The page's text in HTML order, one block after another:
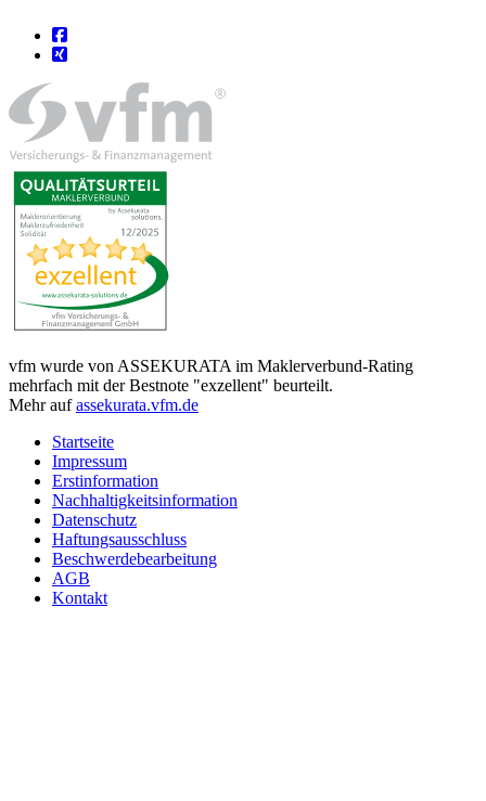
vfm wurde von ASSEKURATA im Maklerverbund-Rating
mehrfach mit der Bestnote "exzellent" beurteilt.
Mehr aufassekurata.vfm.de
Startseite
Impressum
Erstinformation
Nachhaltigkeitsinformation
Datenschutz
Haftungsausschluss
Beschwerdebearbeitung
AGB
Kontakt